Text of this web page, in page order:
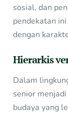
sosial, dan
pendekatan
dengan
Hierarkis
Dalam
senior
budaya yang